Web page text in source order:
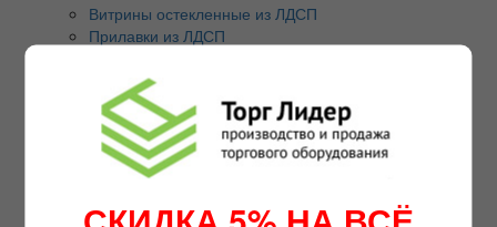
Витрины остекленные из ЛДСП
Прилавки из ЛДСП
Металлические шкафы ШРМ (камеры хранения для
магазинов)
Нестандартные витрины
Офисная мебель
Прилавки Витрины из Ал.профиля